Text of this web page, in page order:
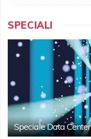
SPECIALI
Speciale Data Center